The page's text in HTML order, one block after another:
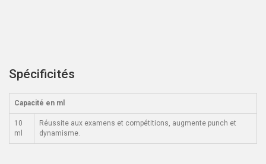
Spécificités
Capacité en ml
10
ml
Réussite aux examens et compétitions, augmente punch et
dynamisme.